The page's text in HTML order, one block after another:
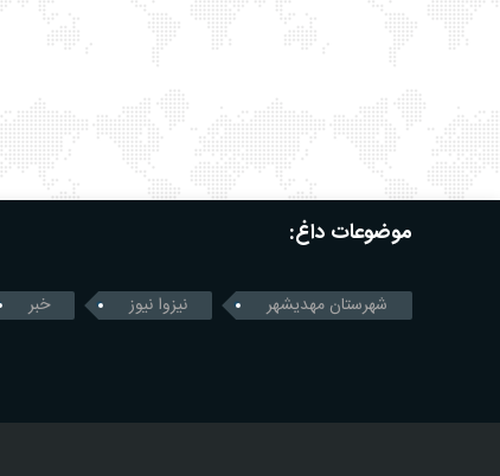
موضوعات داغ:
شهرستان مهدیشهر نیزوا نیوز خبر